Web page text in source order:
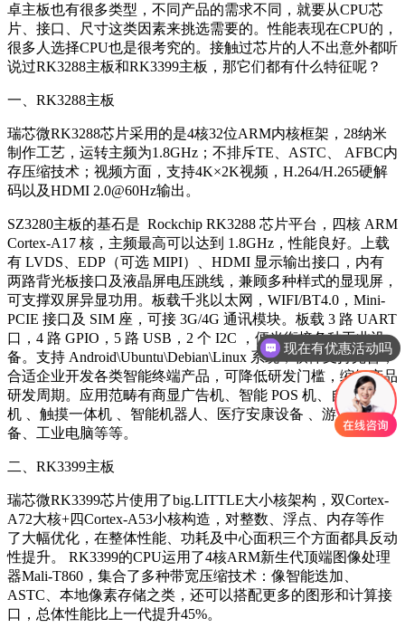
卓主板也有很多类型，不同产品的需求不同，就要从CPU芯
片、接口、尺寸这类因素来挑选需要的。性能表现在CPU的，
很多人选择CPU也是很考究的。接触过芯片的人不出意外都听
说过RK3288主板和RK3399主板，那它们都有什么特征呢？
一、RK3288主板
瑞芯微RK3288芯片采用的是4核32位ARM内核框架，28纳米
制作工艺，运转主频为1.8GHz；不排斥TE、ASTC、 AFBC内
存压缩技术；视频方面，支持4K×2K视频，H.264/H.265硬解
码以及HDMI 2.0@60Hz输出。
SZ3280主板的基石是 Rockchip RK3288 芯片平台，四核 ARM
Cortex-A17 核，主频最高可以达到 1.8GHz，性能良好。上载
有 LVDS、EDP（可选 MIPI）、HDMI 显示输出接口，内有
两路背光板接口及液晶屏电压跳线，兼顾多种样式的显现屏，
可支撑双屏异显功用。板载千兆以太网，WIFI/BT4.0，Mini-
PCIE 接口及 SIM 座，可接 3G/4G 通讯模块。板载 3 路 UART
口，4 路 GPIO，5 路 USB，2 个 I2C ，便当衔接各种工业设
备。支持 Android\Ubuntu\Debian\Linux 系统，软件支持完善，
合适企业开发各类智能终端产品，可降低研发门槛，缩短产品
研发周期。应用范畴有商显广告机、智能 POS 机、自助售货
机 、触摸一体机 、智能机器人、医疗安康设备 、游戏文娱设
备、工业电脑等等。
二、RK3399主板
瑞芯微RK3399芯片使用了big.LITTLE大小核架构，双Cortex-
A72大核+四Cortex-A53小核构造，对整数、浮点、内存等作
了大幅优化，在整体性能、功耗及中心面积三个方面都具反动
性提升。 RK3399的CPU运用了4核ARM新生代顶端图像处理
器Mali-T860，集合了多种带宽压缩技术：像智能迭加、
ASTC、本地像素存储之类，还可以搭配更多的图形和计算接
口，总体性能比上一代提升45%。
现在有优惠活动吗